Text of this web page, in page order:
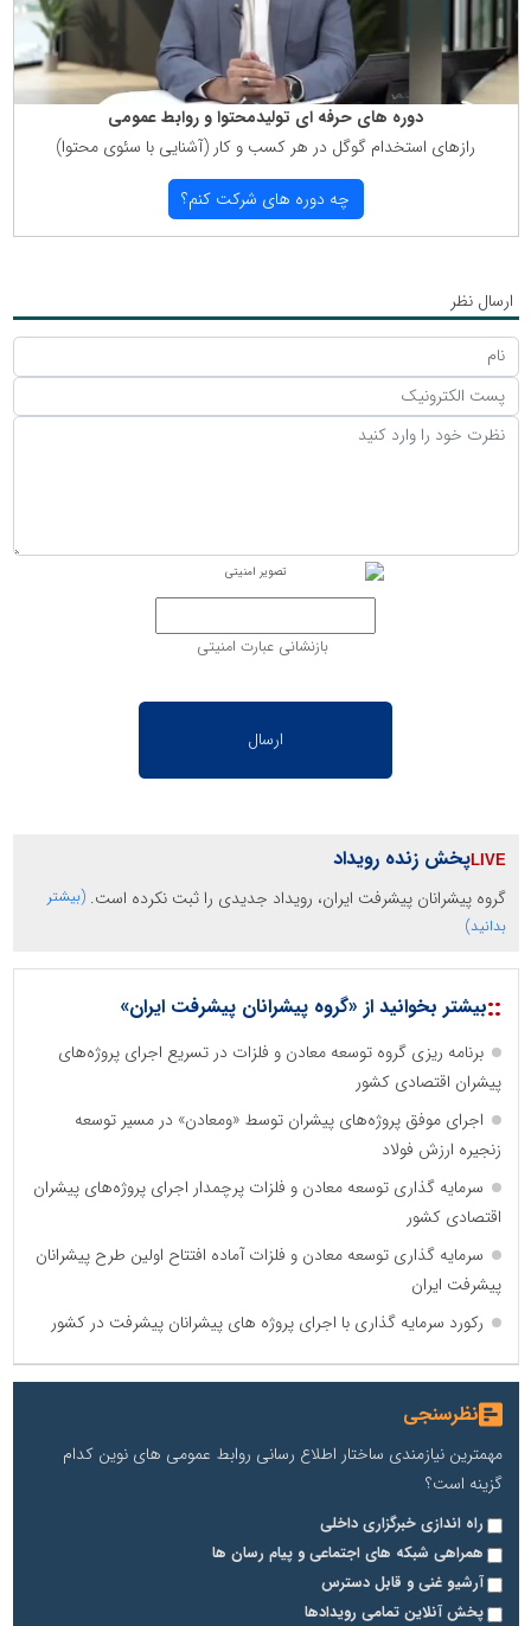
دوره های حرفه ای تولیدمحتوا و روابط عمومی
رازهای استخدام گوگل در هر كسب و كار (آشنایی با سئوی محتوا)
چه دوره های شركت كنم؟
ارسال نظر
بازنشانی عبارت امنیتی
پخش زنده رویداد
گروه پیشرانان پیشرفت ایران، رویداد جدیدی را ثبت نکرده است. (بیشتر
بدانید)
::بیشتر بخوانید از «گروه پیشرانان پیشرفت ایران»
برنامه ریزی گروه توسعه معادن و فلزات در تسریع اجرای پروژه‌های
پیشران اقتصادی کشور
اجرای موفق پروژه‌های پیشران توسط «ومعادن» در مسیر توسعه
زنجیره ارزش فولاد
سرمایه گذاری توسعه معادن و فلزات پرچمدار اجرای پروژه‌های پیشران
اقتصادی کشور
سرمایه گذاری توسعه معادن و فلزات آماده افتتاح اولین طرح پیشرانان
پیشرفت ایران
رکورد سرمایه گذاری با اجرای پروژه های پیشرانان پیشرفت در کشور
نظرسنجی
مهمترین نیازمندی ساختار اطلاع رسانی روابط عمومی های نوین کدام
گزینه است؟
راه اندازی خبرگزاری داخلی
همراهی شبکه های اجتماعی و پیام رسان ها
آرشیو غنی و قابل دسترس
پخش آنلاین تمامی رویدادها